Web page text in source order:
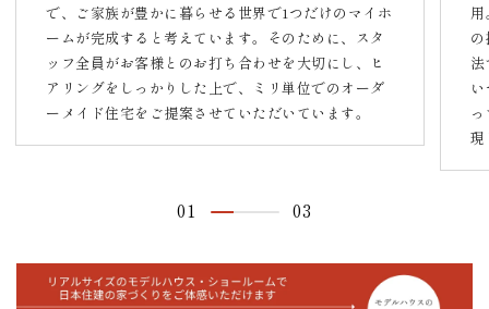
で、ご家族が豊かに暮らせる世界で1つだけのマイホ
ームが完成すると考えています。そのために、スタ
ッフ全員がお客様とのお打ち合わせを大切にし、ヒ
アリングをしっかりした上で、ミリ単位でのオーダ
ーメイド住宅をご提案させていただいています。
現
01 03